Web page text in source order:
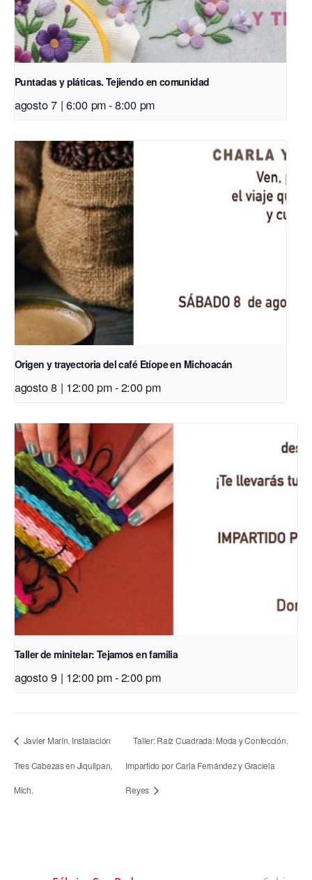
Puntadas y pláticas. Tejiendo en comunidad
agosto 7 | 6:00 pm-8:00 pm
Origen y trayectoria del café Etíope en Michoacán
agosto 8 | 12:00 pm-2:00 pm
Taller de minitelar: Tejamos en familia
agosto 9 | 12:00 pm-2:00 pm
Javier Marín. Instalación
Tres Cabezas en Jiquilpan,
Mich.
Taller: Raíz Cuadrada: Moda y Confección.
Impartido por Carla Fernández y Graciela
Reyes